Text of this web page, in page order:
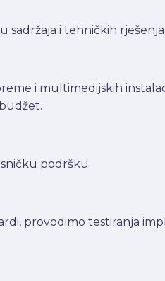
i tehničkih
i multimedijskih
podršku.
provodimo testiranja